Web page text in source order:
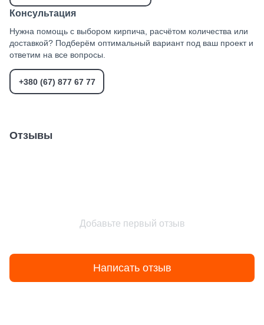
Консультация
Нужна помощь с выбором кирпича, расчётом количества или
доставкой? Подберём оптимальный вариант под ваш проект и
ответим на все вопросы.
+380 (67) 877 67 77
Отзывы
Добавьте первый отзыв
Написать отзыв